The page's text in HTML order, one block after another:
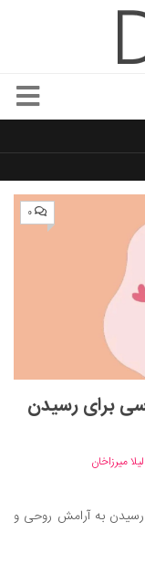
۰
برای رسیدن
لیلا میرزاخان
به آرامش روحی و